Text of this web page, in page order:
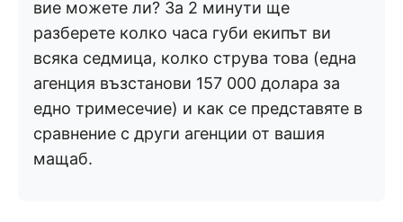
вие можете ли? За 2 минути ще
разберете колко часа губи екипът ви
всяка седмица, колко струва това (една
агенция възстанови 157 000 долара за
едно тримесечие) и как се представяте в
сравнение с други агенции от вашия
мащаб.